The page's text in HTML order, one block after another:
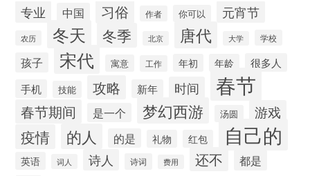
专业 中国 习俗 作者 你可以 元宵节
农历 冬天 冬季 北京 唐代 大学 学校
孩子 宋代 寓意 工作 年初 年龄
很多人
手机
技能 攻略 新年 时间 春节
春节期间 是一个 梦幻西游 汤圆 游戏
疫情 的人 的是 礼物 红包 自己的
英语 词人 诗人 诗词 费用 还不 都是